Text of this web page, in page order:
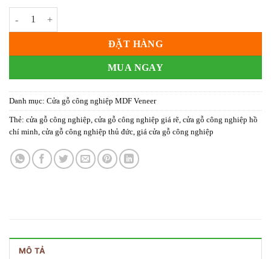
Cửa gỗ công nghiệp MDF phủ veneer KD.P1A số lượng
ĐẶT HÀNG
MUA NGAY
Danh mục: Cửa gỗ công nghiệp MDF Veneer
Thẻ: cửa gỗ công nghiệp, cửa gỗ công nghiệp giá rẽ, cửa gỗ công nghiệp hồ
chí minh, cửa gỗ công nghiệp thủ đức, giá cửa gỗ công nghiệp
MÔ TẢ